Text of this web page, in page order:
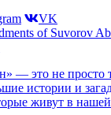
VK
of Suvorov
— это не просто
истории и
живут в